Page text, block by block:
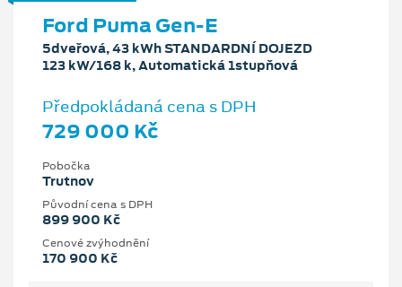
Ford Puma Gen-E
5dveřová, 43 kWh STANDARDNÍ DOJEZD
123 kW/168 k, Automatická 1stupňová
Předpokládaná cena s DPH
729 000 Kč
Pobočka
Trutnov
Původní cena s DPH
899 900 Kč
Cenové zvýhodnění
170 900 Kč